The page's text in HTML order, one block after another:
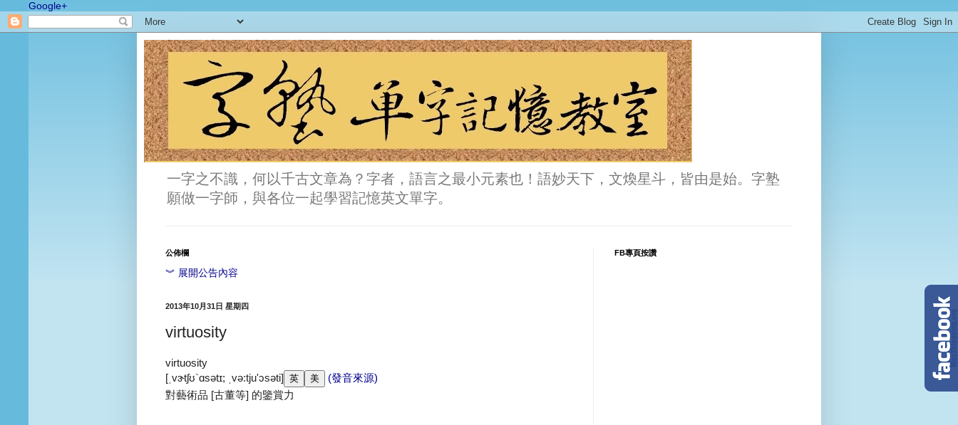
Google+
一字之不識，何以千古文章為？字者，語言之最小元素也！語妙天下，文煥星斗，皆由是始。字塾
願做一字師，與各位一起學習記憶英文單字。
公佈欄
︾ 展開公告內容
2013年10月31日 星期四
virtuosity
virtuosity
[ˌvɝtʃʊ`ɑsətɪ; ˌvə:tju'ɔsəti]
(發音來源)
對藝術品 [古董等] 的鑒賞力
FB專頁按讚